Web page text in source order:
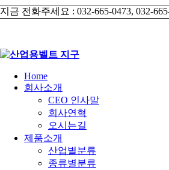
지금 전화주세요 : 032-665-0473, 032-
Home
회사소개
CEO 인사말
회사연혁
오시는길
제품소개
산업별분류
종류별분류